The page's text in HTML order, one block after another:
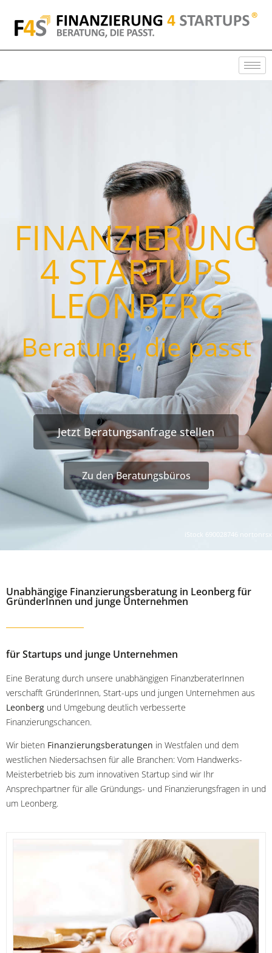
FINANZIERUNG
4 STARTUPS
LEONBERG
Beratung, die passt
Jetzt Beratungsanfrage stellen
Zu den Beratungsbüros
iStock 690028746 nortonrsx
Unabhängige Finanzierungsberatung in Leonberg für
GründerInnen und junge Unternehmen
für Startups und junge Unternehmen
Eine Beratung durch unsere unabhängigen FinanzberaterInnen
verschafft GründerInnen, Start-ups und jungen Unternehmen aus
Leonberg und Umgebung deutlich verbesserte
Finanzierungschancen.
Wir bieten Finanzierungsberatungen in Westfalen und dem
westlichen Niedersachsen für alle Branchen: Vom Handwerks-
Meisterbetrieb bis zum innovativen Startup sind wir Ihr
Ansprechpartner für alle Gründungs- und Finanzierungsfragen in und
um Leonberg.